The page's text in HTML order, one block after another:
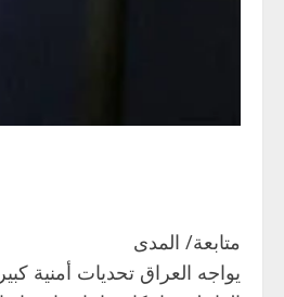
متابعة/ المدى
يواجه العراق تحديات أمنية